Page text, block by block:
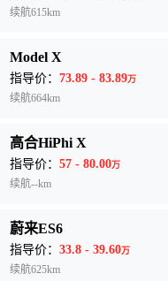
续航615km
Model X
指导价： 73.89 - 83.89万
续航664km
高合HiPhi X
指导价： 57 - 80.00万
续航--km
蔚来ES6
指导价： 33.8 - 39.60万
续航625km